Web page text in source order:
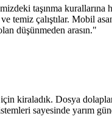
taşınma kurallarına
temiz çalıştılar. Mobil
düşünmeden arasın."
için kiraladık. Dosya
sayesinde yarım